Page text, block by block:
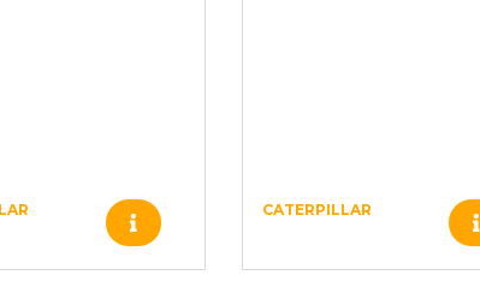
CATERPILLAR